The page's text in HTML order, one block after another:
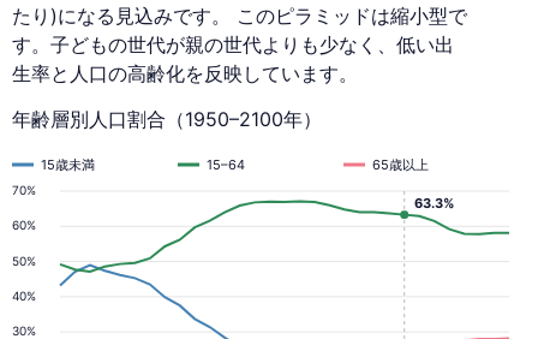
ッ
ド
2065
年
たり)になる見込みです。 このピラミッドは縮小型で
す。子どもの世代が親の世代よりも少なく、低い出
生率と人口の高齢化を反映しています。
年齢層別人口割合（1950–2100年）
30%
40%
50%
60%
70%
15歳未満 15–64 65歳以上
63.3%